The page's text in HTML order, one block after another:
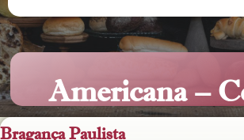
Americana –
Bragança Paulista